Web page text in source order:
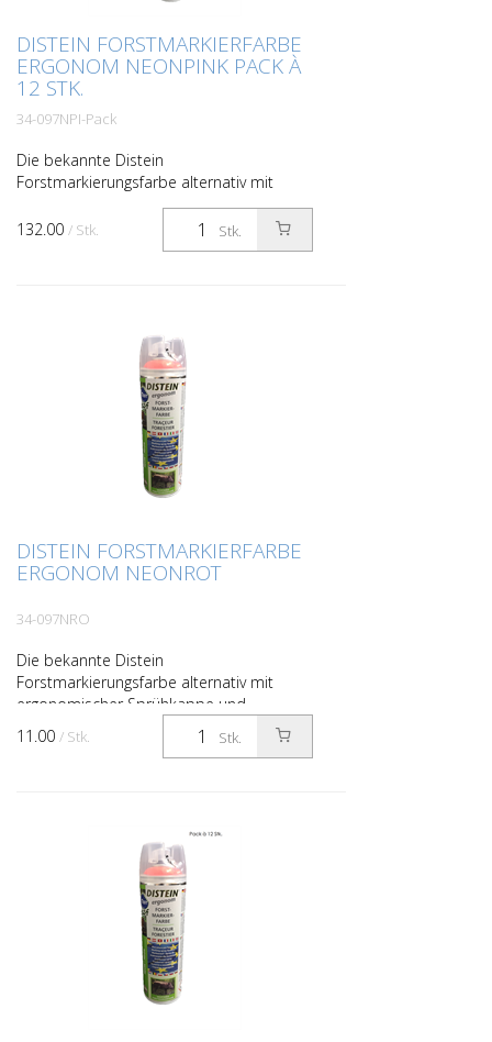
DISTEIN FORSTMARKIERFARBE
ERGONOM NEONPINK PACK À
12 STK.
34-097NPI-Pack
Die bekannte Distein
Forstmarkierungsfarbe alternativ mit
ergonomischer Sprühkappe und
extrabreiter Betätigungstaste für
ermüdungsfreies und sauberes Arbeiten
Stk.
132.00 / Stk.
DISTEIN FORSTMARKIERFARBE
ERGONOM NEONROT
34-097NRO
Die bekannte Distein
Forstmarkierungsfarbe alternativ mit
ergonomischer Sprühkappe und
extrabreiter Betätigungstaste für
ermüdungsfreies und sauberes Arbeiten
Stk.
11.00 / Stk.